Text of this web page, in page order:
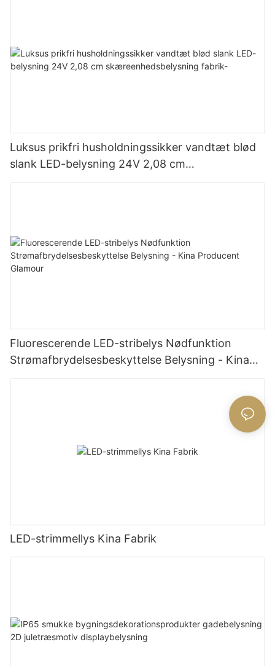
Luksus prikfri husholdningssikker vandtæt blød
slank LED-belysning 24V 2,08 cm
skæreenhedsbelysning fabrik-
Fluorescerende LED-stribelys Nødfunktion
Strømafbrydelsesbeskyttelse Belysning - Kina
Producent Glamour
LED-strimmellys Kina Fabrik